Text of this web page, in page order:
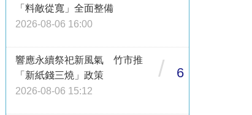
「料敵從寬」全面整備
2026-08-06 16:00
響應永續祭祀新風氣 竹市推
「新紙錢三燒」政策
2026-08-06 15:12
/ 6